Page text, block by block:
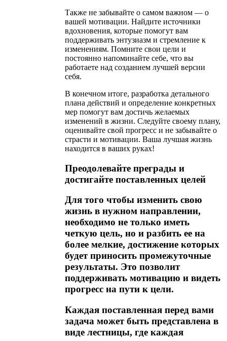
Также не забывайте о самом важном — о
вашей мотивации. Найдите источники
вдохновения, которые помогут вам
поддерживать энтузиазм и стремление к
изменениям. Помните свои цели и
постоянно напоминайте себе, что вы
работаете над созданием лучшей версии
себя.
В конечном итоге, разработка детального
плана действий и определение конкретных
мер помогут вам достичь желаемых
изменений в жизни. Следуйте своему плану,
оценивайте свой прогресс и не забывайте о
страсти и мотивации. Ваша лучшая жизнь
находится в ваших руках!
Преодолевайте преграды и
достигайте поставленных целей
Для того чтобы изменить свою
жизнь в нужном направлении,
необходимо не только иметь
четкую цель, но и разбить ее на
более мелкие, достижение которых
будет приносить промежуточные
результаты. Это позволит
поддерживать мотивацию и видеть
прогресс на пути к цели.
Каждая поставленная перед вами
задача может быть представлена в
виде лестницы, где каждая